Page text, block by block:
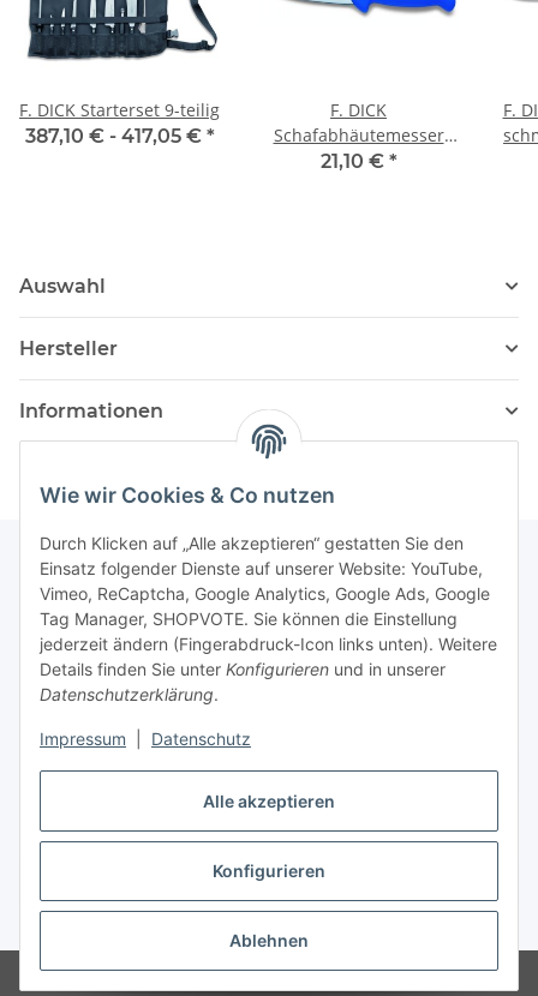
Alle akzeptieren
Konfigurieren
Ablehnen
Wie wir Cookies & Co nutzen
Durch Klicken auf „Alle akzeptieren“ gestatten Sie den
Einsatz folgender Dienste auf unserer Website: YouTube,
Vimeo, ReCaptcha, Google Analytics, Google Ads, Google
Tag Manager, SHOPVOTE. Sie können die Einstellung
jederzeit ändern (Fingerabdruck-Icon links unten). Weitere
Details finden Sie unter Konfigurieren und in unserer
Datenschutzerklärung.
Impressum Datenschutz
F. DICK Starterset 9-teilig
387,10 € - 417,05 € *
F. DICK
Schafabhäutemesser
ErgoGrip, 13cm
21,10 € *
F.
Auswahl
Hersteller
Informationen
Newsletter Abonnieren
Bitte senden Sie mir entsprechend Ihrer
Datenschutzerklärungregelmäßig und jederzeit widerruflich
Informationen zu Ihrem Produktsortiment per E-Mail zu.
Abonnieren
Newsletter Abonnieren
Vertrag widerrufen
* Alle Preise inkl. gesetzlicher USt., zzgl.